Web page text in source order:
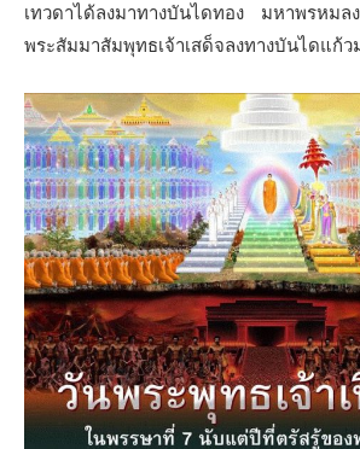
เทวดาได้ลงมาทางบันไดทอง มหาพรหมล
พระสัมมาสัมพุทธเจ้าเสด็จลงทางบันไดแก้